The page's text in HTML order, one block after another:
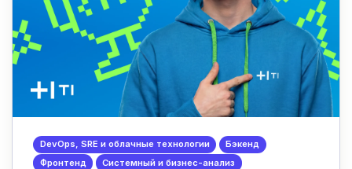
DevOps, SRE и облачные технологии
Бэкенд
Фронтенд
Системный и бизнес-анализ